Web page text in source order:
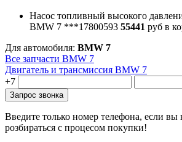
Насос топливный высокого
BMW 7 ***17800593 55441 руб в
Для автомобиля: BMW 7
Все запчасти BMW 7
Двигатель и трансмиссия BMW 7
+7
Введите только номер телефона, если вы
розбираться с процесом покупки!